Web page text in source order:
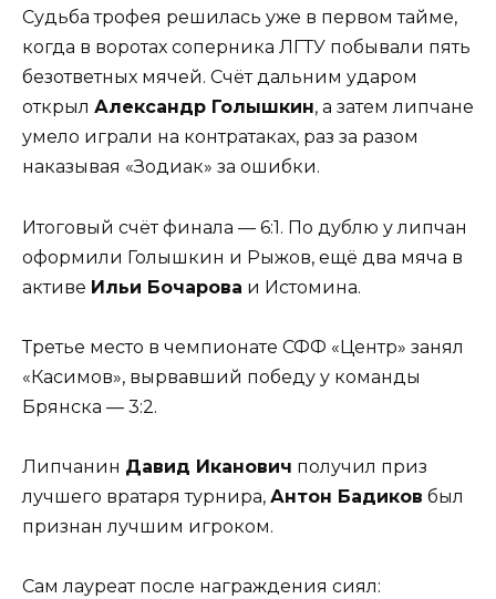
Судьба трофея решилась уже в первом тайме,
когда в воротах соперника ЛГТУ побывали пять
безответных мячей. Счёт дальним ударом
открыл Александр Голышкин, а затем липчане
умело играли на контратаках, раз за разом
наказывая «Зодиак» за ошибки.
Итоговый счёт финала — 6:1. По дублю у липчан
оформили Голышкин и Рыжов, ещё два мяча в
активе Ильи Бочарова и Истомина.
Третье место в чемпионате СФФ «Центр» занял
«Касимов», вырвавший победу у команды
Брянска — 3:2.
Липчанин Давид Иканович получил приз
лучшего вратаря турнира, Антон Бадиков был
признан лучшим игроком.
Сам лауреат после награждения сиял: